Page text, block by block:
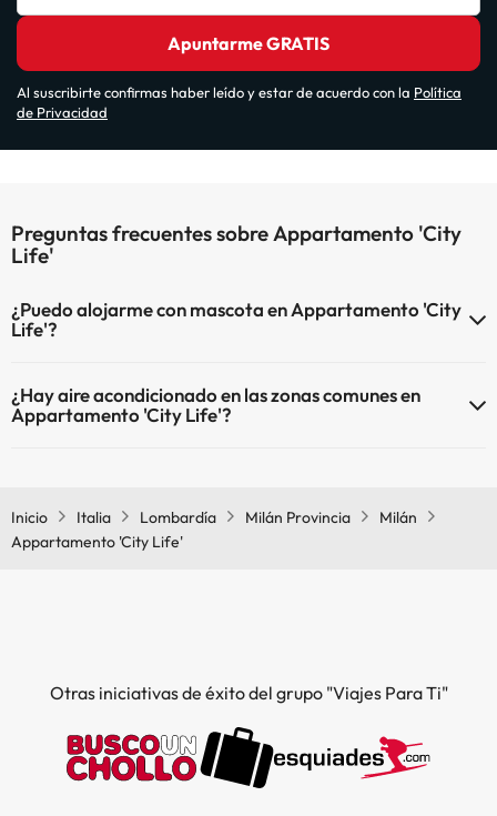
Apuntarme GRATIS
Al suscribirte confirmas haber leído y estar de acuerdo con la Política
de Privacidad
Preguntas frecuentes sobre Appartamento 'City
Life'
¿Puedo alojarme con mascota en Appartamento 'City
Life'?
¿Hay aire acondicionado en las zonas comunes en
Appartamento 'City Life'?
Inicio
Italia Lombardía Milán Provincia
Milán
Appartamento 'City Life'
Otras iniciativas de éxito del grupo "Viajes Para Ti"